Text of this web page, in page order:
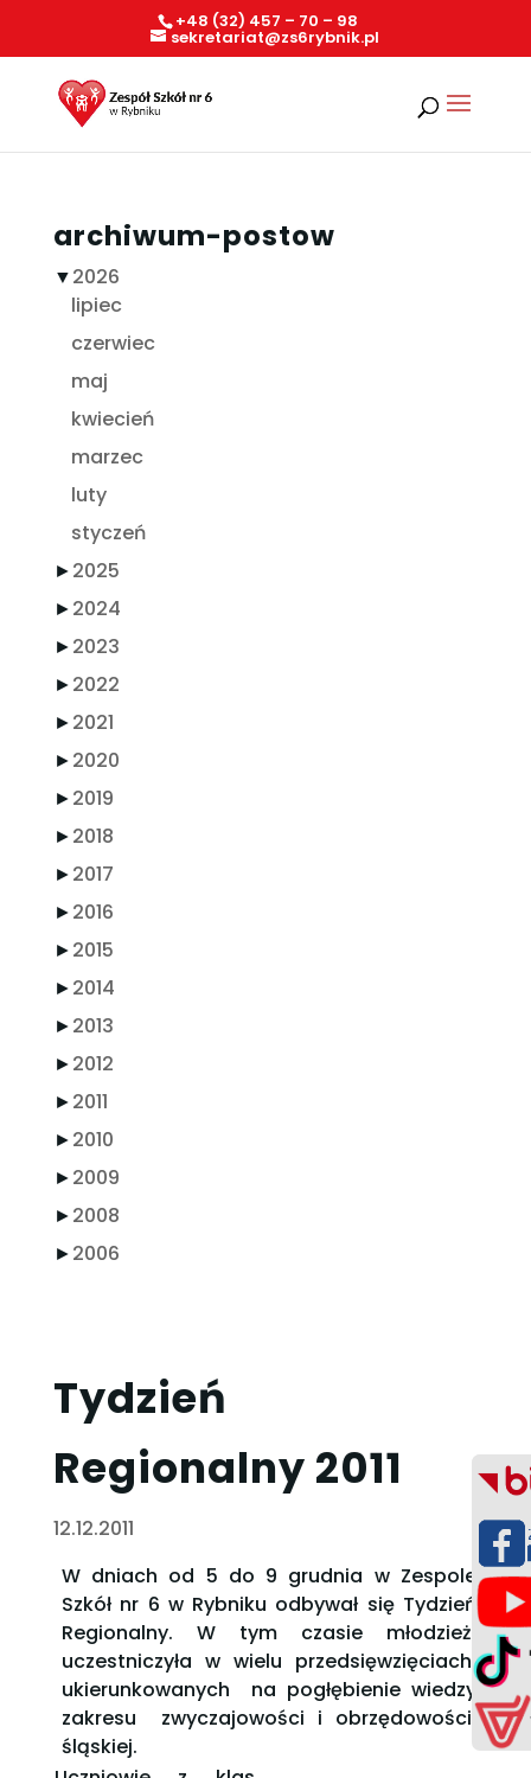
+48 (32) 457 – 70 – 98
sekretariat@zs6rybnik.pl
archiwum-postow
▼2026
lipiec
czerwiec
maj
kwiecień
marzec
luty
styczeń
►2025
►2024
►2023
►2022
►2021
►2020
►2019
►2018
►2017
►2016
►2015
►2014
►2013
►2012
►2011
►2010
►2009
►2008
►2006
Tydzień
Regionalny 2011
12.12.2011
W dniach od 5 do 9 grudnia w Zespole
Szkół nr 6 w Rybniku odbywał się Tydzień
Regionalny. W tym czasie młodzież
uczestniczyła w wielu przedsięwzięciach
ukierunkowanych na pogłębienie wiedzy
zakresu zwyczajowości i obrzędowości
śląskiej.